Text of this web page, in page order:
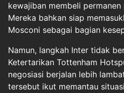
kewajiban membeli
Mereka bahkan siap
Mosconi sebagai bagian
Namun, langkah Inter tidak
Ketertarikan Tottenham
negosiasi berjalan lebih
tersebut ikut memantau